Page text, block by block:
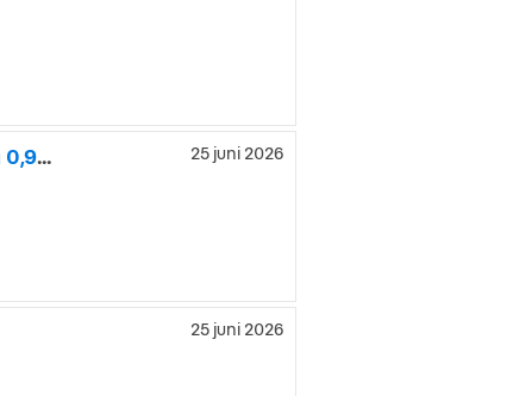
MINI Cooper C Cabrio Paket M Head-Up Harman Kardon | Ränta 0,95% 25 juni 2026
25 juni 2026